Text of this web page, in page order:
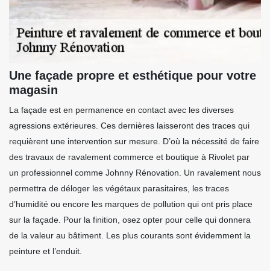
Une façade propre et esthétique pour votre
magasin
La façade est en permanence en contact avec les diverses
agressions extérieures. Ces dernières laisseront des traces qui
requièrent une intervention sur mesure. D’où la nécessité de faire
des travaux de ravalement commerce et boutique à Rivolet par
un professionnel comme Johnny Rénovation. Un ravalement nous
permettra de déloger les végétaux parasitaires, les traces
d’humidité ou encore les marques de pollution qui ont pris place
sur la façade. Pour la finition, osez opter pour celle qui donnera
de la valeur au bâtiment. Les plus courants sont évidemment la
peinture et l’enduit.